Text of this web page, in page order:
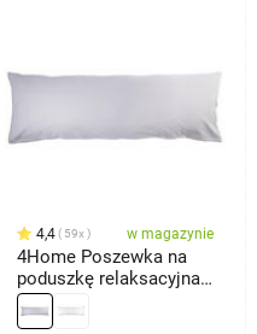
4,4 59x w magazynie
4Home Poszewka na
poduszkę relaksacyjna
Mąż zastępczy,
jasnoszara, 55 x 180 cm